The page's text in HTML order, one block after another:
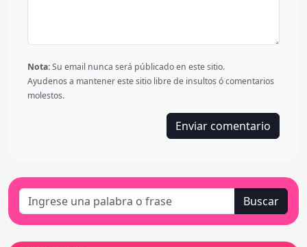
Nota:Su email nunca será públicado en este sitio.
Ayudenos a mantener este sitio libre de insultos ó comentarios
molestos.
Buscar